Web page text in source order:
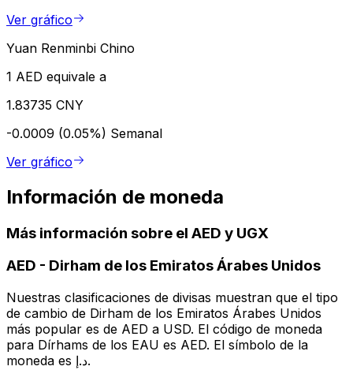
Ver gráfico
Yuan Renminbi Chino
1 AED equivale a
1.83735 CNY
-0.0009 (0.05%) Semanal
Ver gráfico
Información de moneda
Más información sobre el AED y UGX
AED - Dirham de los Emiratos Árabes Unidos
Nuestras clasificaciones de divisas muestran que el tipo
de cambio de Dirham de los Emiratos Árabes Unidos
más popular es de AED a USD. El código de moneda
para Dírhams de los EAU es AED. El símbolo de la
moneda es د.إ.